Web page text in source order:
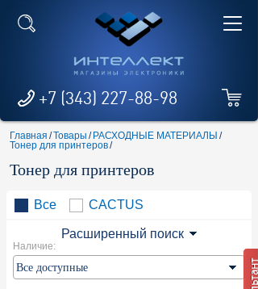
+7 (343) 227-88-98
Главная /Товары / РАСХОДНЫЕ МАТЕРИАЛЫ /
Тонер для принтеров/
Тонер для принтеров
Все CACTUS
Расширенный поиск
Наличие: